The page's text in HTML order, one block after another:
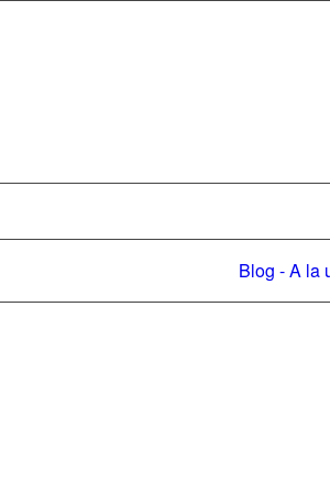
Blog - A la